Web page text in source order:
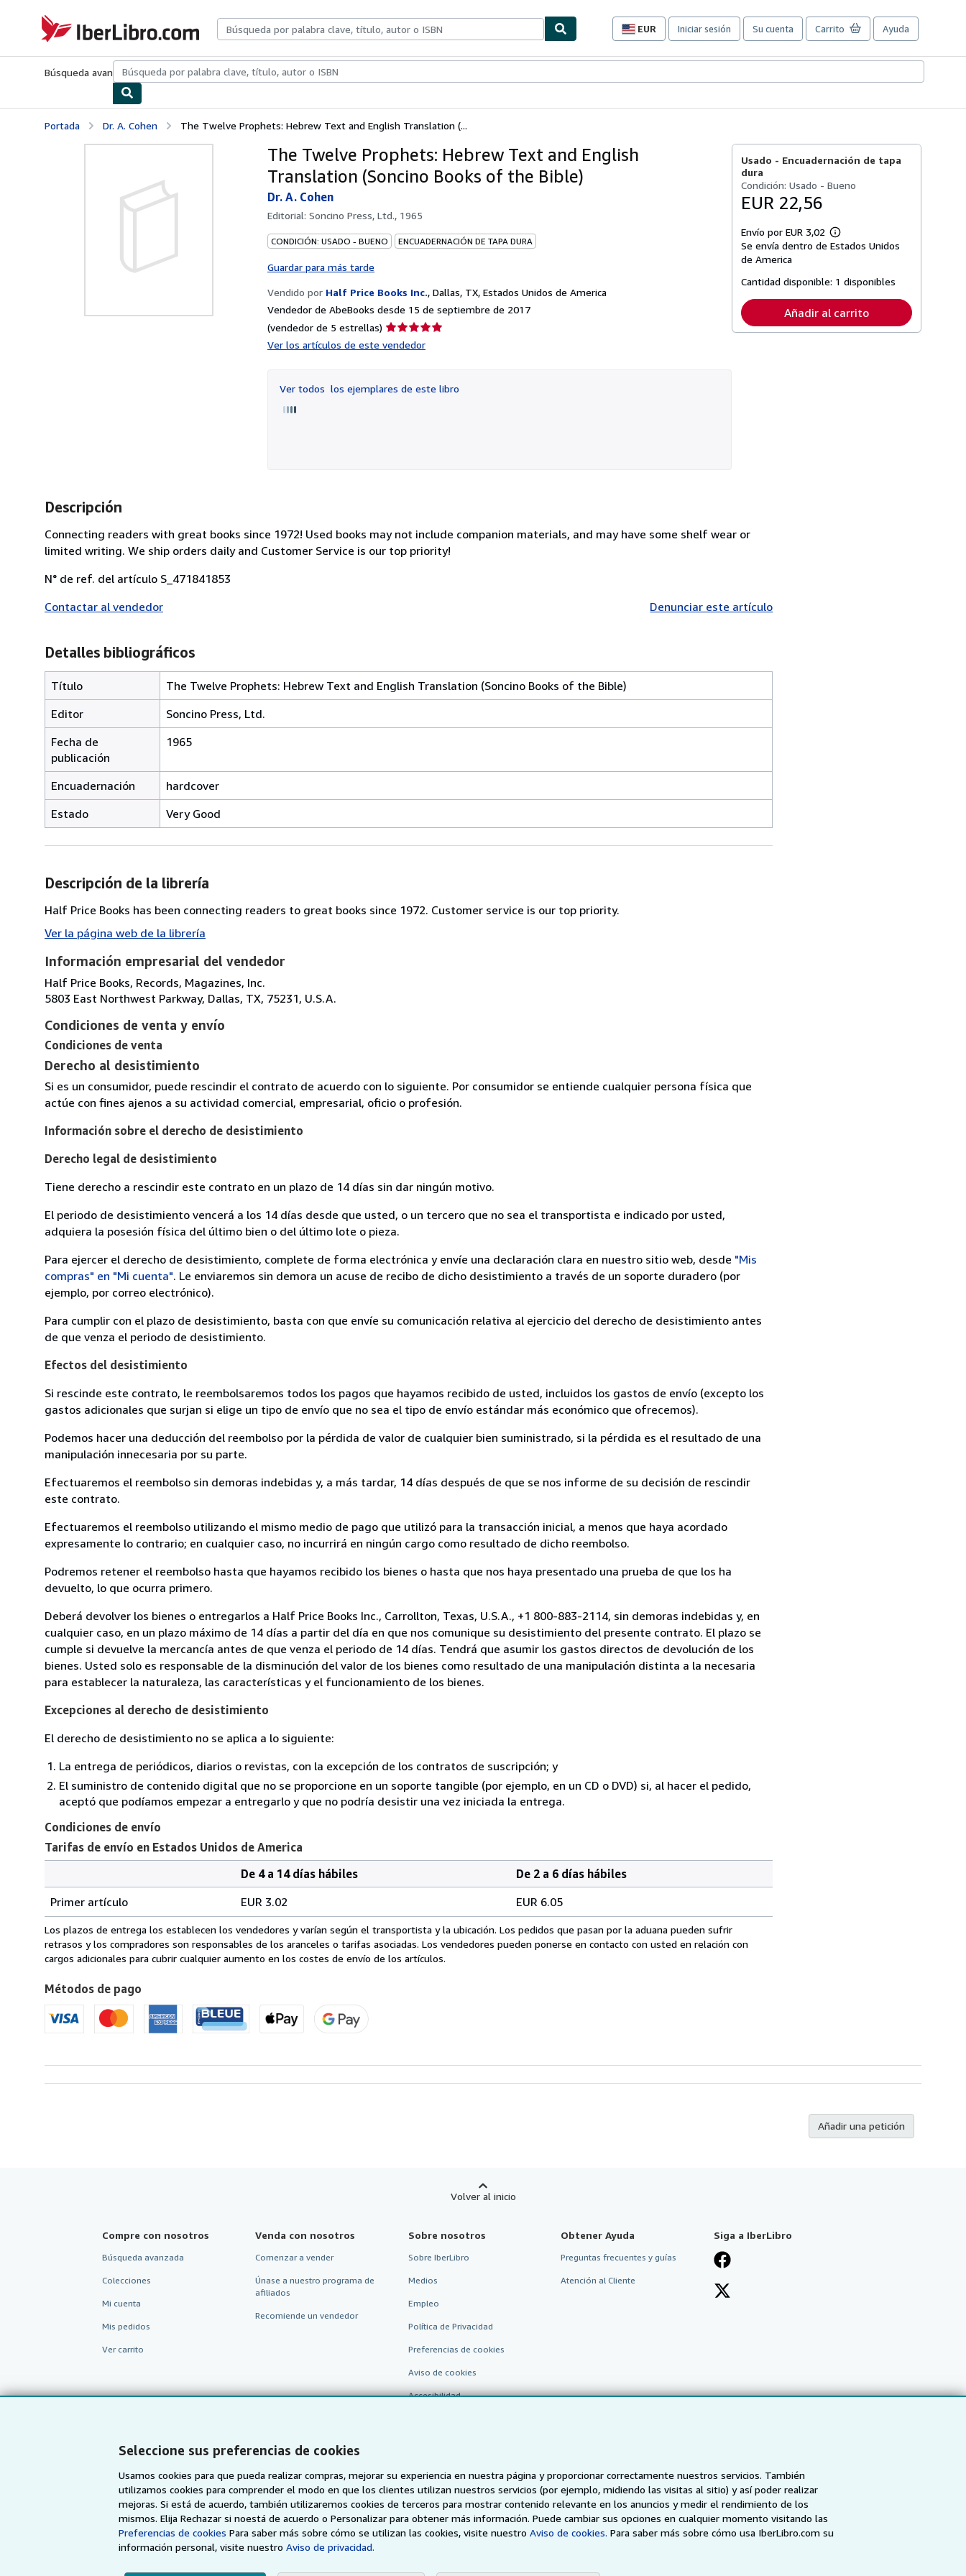
Seleccione sus preferencias de cookies
Usamos cookies para que pueda realizar compras, mejorar su experiencia en nuestra página y proporcionar correctamente nuestros servicios. También
utilizamos cookies para comprender el modo en que los clientes utilizan nuestros servicios (por ejemplo, midiendo las visitas al sitio) y así poder realizar
mejoras. Si está de acuerdo, también utilizaremos cookies de terceros para mostrar contenido relevante en los anuncios y medir el rendimiento de los
mismos. Elija Rechazar si noestá de acuerdo o Personalizar para obtener más información. Puede cambiar sus opciones en cualquier momento visitando las
Preferencias de cookies Para saber más sobre cómo se utilizan las cookies, visite nuestroAviso de cookies. Para saber más sobre cómo usa IberLibro.com su
información personal, visite nuestroAviso de privacidad.
IberLibro.com
EUR
Preferencias
compra
sitio.
Iniciar sesión Su cuenta Carrito Ayuda
Búsqueda avanzadaColecciones Libros antiguosArte y coleccionismo
Portada Dr. A. Cohen The Twelve Prophets: Hebrew Text and English Translation (...
The Twelve Prophets: Hebrew Text and English
Translation (Soncino Books of the Bible)
Dr. A. Cohen
Editorial: Soncino Press, Ltd., 1965
CONDICIÓN: USADO - BUENO ENCUADERNACIÓN DE TAPA DURA
Guardar para más tarde
Vendido por Half Price Books Inc., Dallas, TX, Estados Unidos de America
Vendedor de AbeBooks desde 15 de septiembre de 2017
(vendedor de 5 estrellas) Calificación
Ver los artículos de este vendedor
Ver todos los ejemplares de este libro
Usado - Encuadernación de tapa
dura
Condición: Usado - Bueno
EUR 22,56
Envío por EUR 3,02
Más
información
tarifas
envío
Se envía dentro de Estados Unidos
de America
Cantidad disponible: 1 disponibles
Añadir al carrito
Descripción
Connecting readers with great books since 1972! Used books may not include companion materials, and may have some shelf wear or
limited writing. We ship orders daily and Customer Service is our top priority!
N° de ref. del artículo S_471841853
Contactar al vendedor
Denunciar este artículo
Detalles bibliográficos
Título
The Twelve Prophets: Hebrew Text and English Translation (Soncino Books of the Bible)
Editor
Soncino Press, Ltd.
Fecha de
publicación
1965
Encuadernación
hardcover
Estado
Very Good
Descripción de la librería
Half Price Books has been connecting readers to great books since 1972. Customer service is our top priority.
Ver la página web de la librería
Información empresarial del vendedor
Half Price Books, Records, Magazines, Inc.
5803 East Northwest Parkway, Dallas, TX, 75231, U.S.A.
Condiciones de venta y envío
Condiciones de venta
Derecho al desistimiento
Si es un consumidor, puede rescindir el contrato de acuerdo con lo siguiente. Por consumidor se entiende cualquier persona física que
actúe con fines ajenos a su actividad comercial, empresarial, oficio o profesión.
Información sobre el derecho de desistimiento
Derecho legal de desistimiento
Tiene derecho a rescindir este contrato en un plazo de 14 días sin dar ningún motivo.
El periodo de desistimiento vencerá a los 14 días desde que usted, o un tercero que no sea el transportista e indicado por usted,
adquiera la posesión física del último bien o del último lote o pieza.
Para ejercer el derecho de desistimiento, complete de forma electrónica y envíe una declaración clara en nuestro sitio web, desde "Mis
compras" en "Mi cuenta". Le enviaremos sin demora un acuse de recibo de dicho desistimiento a través de un soporte duradero (por
ejemplo, por correo electrónico).
Para cumplir con el plazo de desistimiento, basta con que envíe su comunicación relativa al ejercicio del derecho de desistimiento antes
de que venza el periodo de desistimiento.
Efectos del desistimiento
Si rescinde este contrato, le reembolsaremos todos los pagos que hayamos recibido de usted, incluidos los gastos de envío (excepto los
gastos adicionales que surjan si elige un tipo de envío que no sea el tipo de envío estándar más económico que ofrecemos).
Podemos hacer una deducción del reembolso por la pérdida de valor de cualquier bien suministrado, si la pérdida es el resultado de una
manipulación innecesaria por su parte.
Efectuaremos el reembolso sin demoras indebidas y, a más tardar, 14 días después de que se nos informe de su decisión de rescindir
este contrato.
Efectuaremos el reembolso utilizando el mismo medio de pago que utilizó para la transacción inicial, a menos que haya acordado
expresamente lo contrario; en cualquier caso, no incurrirá en ningún cargo como resultado de dicho reembolso.
Podremos retener el reembolso hasta que hayamos recibido los bienes o hasta que nos haya presentado una prueba de que los ha
devuelto, lo que ocurra primero.
Deberá devolver los bienes o entregarlos a Half Price Books Inc., Carrollton, Texas, U.S.A., +1 800-883-2114, sin demoras indebidas y, en
cualquier caso, en un plazo máximo de 14 días a partir del día en que nos comunique su desistimiento del presente contrato. El plazo se
cumple si devuelve la mercancía antes de que venza el periodo de 14 días. Tendrá que asumir los gastos directos de devolución de los
bienes. Usted solo es responsable de la disminución del valor de los bienes como resultado de una manipulación distinta a la necesaria
para establecer la naturaleza, las características y el funcionamiento de los bienes.
Excepciones al derecho de desistimiento
El derecho de desistimiento no se aplica a lo siguiente:
La entrega de periódicos, diarios o revistas, con la excepción de los contratos de suscripción; y
El suministro de contenido digital que no se proporcione en un soporte tangible (por ejemplo, en un CD o DVD) si, al hacer el pedido,
aceptó que podíamos empezar a entregarlo y que no podría desistir una vez iniciada la entrega.
Condiciones de envío
Tarifas de envío en Estados Unidos de America
de
envío
en
Estados
de
America
pedido
De 4 a 14 días hábiles
De 2 a 6 días hábiles
Primer artículo
EUR 3.02 EUR 6.05
Los plazos de entrega los establecen los vendedores y varían según el transportista y la ubicación. Los pedidos que pasan por la aduana pueden sufrir
retrasos y los compradores son responsables de los aranceles o tarifas asociadas. Los vendedores pueden ponerse en contacto con usted en relación con
cargos adicionales para cubrir cualquier aumento en los costes de envío de los artículos.
Métodos de pago
Añadir una petición
Volver al inicio
Compre con nosotros
Búsqueda avanzada
Colecciones
Mi cuenta
Mis pedidos
Ver carrito
Venda con nosotros
Comenzar a vender
Únase a nuestro programa de
afiliados
Recomiende un vendedor
Sobre nosotros
Sobre IberLibro
Medios
Empleo
Política de Privacidad
Preferencias de cookies
Aviso de cookies
Accesibilidad
Obtener Ayuda
Preguntas frecuentes y guías
Atención al Cliente
Siga a IberLibro
AbeBooks.com AbeBooks.co.uk AbeBooks.de AbeBooks.fr AbeBooks.it AbeBooks Aus/NZ AbeBooks.ca ZVAB.com